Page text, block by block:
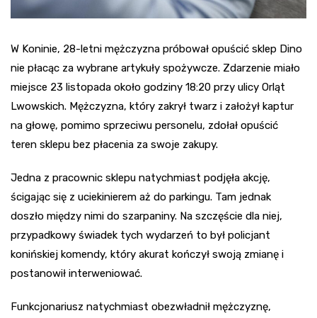
W Koninie, 28-letni mężczyzna próbował opuścić sklep Dino
nie płacąc za wybrane artykuły spożywcze. Zdarzenie miało
miejsce 23 listopada około godziny 18:20 przy ulicy Orląt
Lwowskich. Mężczyzna, który zakrył twarz i założył kaptur
na głowę, pomimo sprzeciwu personelu, zdołał opuścić
teren sklepu bez płacenia za swoje zakupy.
Jedna z pracownic sklepu natychmiast podjęła akcję,
ścigając się z uciekinierem aż do parkingu. Tam jednak
doszło między nimi do szarpaniny. Na szczęście dla niej,
przypadkowy świadek tych wydarzeń to był policjant
konińskiej komendy, który akurat kończył swoją zmianę i
postanowił interweniować.
Funkcjonariusz natychmiast obezwładnił mężczyznę,